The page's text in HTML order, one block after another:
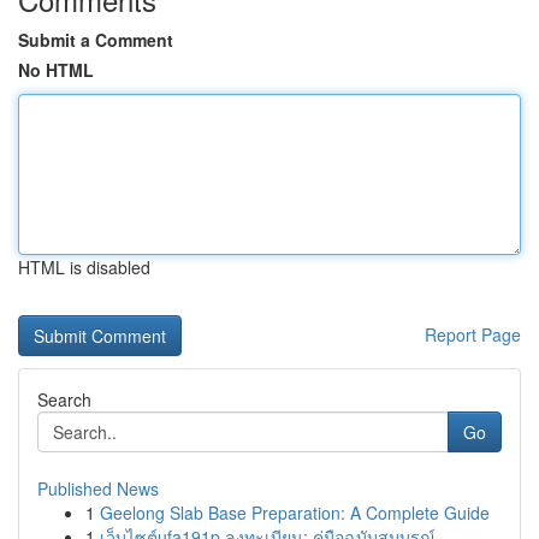
Submit a Comment
No HTML
HTML is disabled
Report Page
Search
Go
Published News
1 Geelong Slab Base Preparation: A Complete Guide